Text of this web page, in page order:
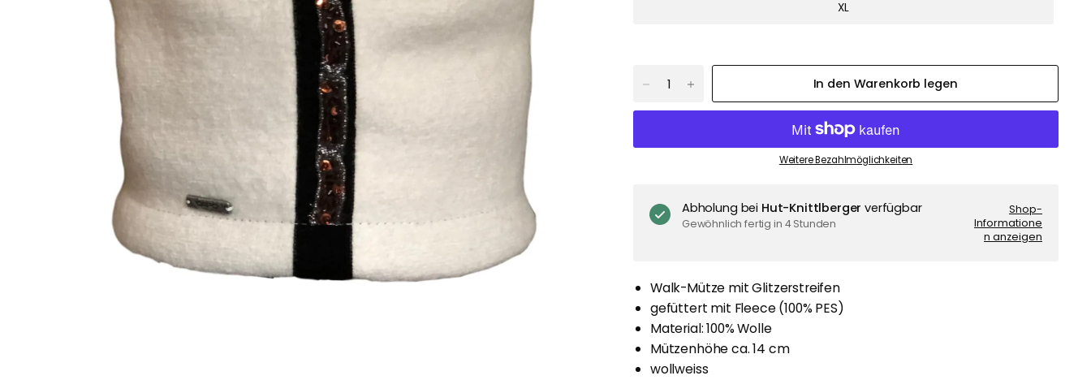
XL
In den Warenkorb legen
Weitere Bezahlmöglichkeiten
Abholung bei Hut-Knittlberger verfügbar
Gewöhnlich fertig in 4 Stunden
Shop-
Informatione
n anzeigen
Walk-Mütze mit Glitzerstreifen
gefüttert mit Fleece (100% PES)
Material: 100% Wolle
Mützenhöhe ca. 14 cm
wollweiss